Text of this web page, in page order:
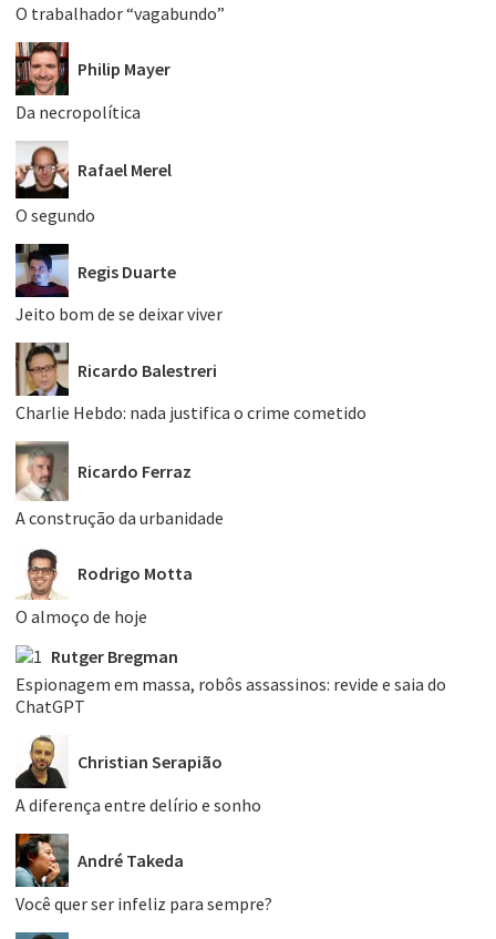
O trabalhador “vagabundo”
Philip Mayer
Da necropolítica
Rafael Merel
O segundo
Regis Duarte
Jeito bom de se deixar viver
Ricardo Balestreri
Charlie Hebdo: nada justifica o crime cometido
Ricardo Ferraz
A construção da urbanidade
Rodrigo Motta
O almoço de hoje
Rutger Bregman
Espionagem em massa, robôs assassinos: revide e saia do
ChatGPT
Christian Serapião
A diferença entre delírio e sonho
André Takeda
Você quer ser infeliz para sempre?